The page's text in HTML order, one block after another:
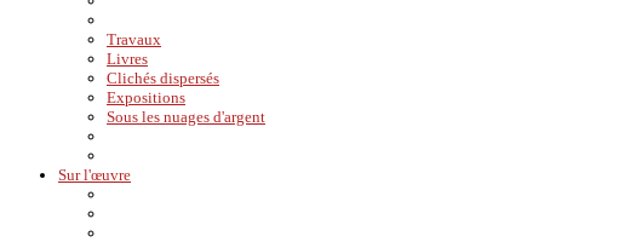
Travaux
Livres
Clichés dispersés
Expositions
Sous les nuages d'argent
Sur l'œuvre